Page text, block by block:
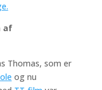
af
Thomas, som er
og nu